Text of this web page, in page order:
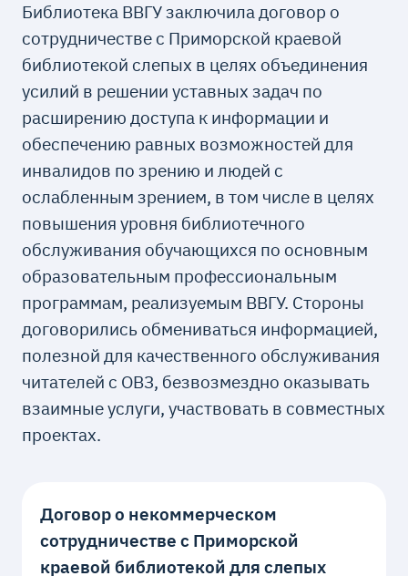
Библиотека ВВГУ заключила договор о
сотрудничестве с Приморской краевой
библиотекой слепых в целях объединения
усилий в решении уставных задач по
расширению доступа к информации и
обеспечению равных возможностей для
инвалидов по зрению и людей с
ослабленным зрением, в том числе в целях
повышения уровня библиотечного
обслуживания обучающихся по основным
образовательным профессиональным
программам, реализуемым ВВГУ. Стороны
договорились обмениваться информацией,
полезной для качественного обслуживания
читателей с ОВЗ, безвозмездно оказывать
взаимные услуги, участвовать в совместных
проектах.
Договор о некоммерческом
сотрудничестве с Приморской
краевой библиотекой для слепых